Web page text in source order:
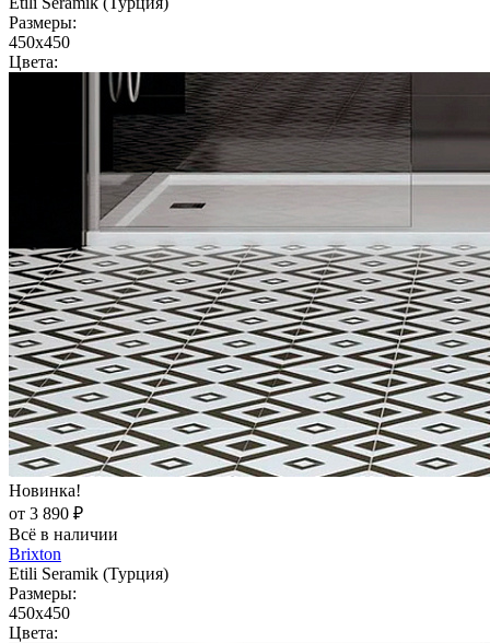
Размеры:
450x450
Цвета:
Новинка!
от 3 890 ₽
Всё в наличии
Brixton
Etili Seramik (Турция)
Размеры:
450x450
Цвета: